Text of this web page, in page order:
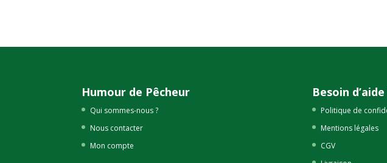
Humour de Pêcheur
Qui sommes-nous ?
Nous contacter
Mon compte
Besoin d’aide
Politique de
Mentions légales
CGV